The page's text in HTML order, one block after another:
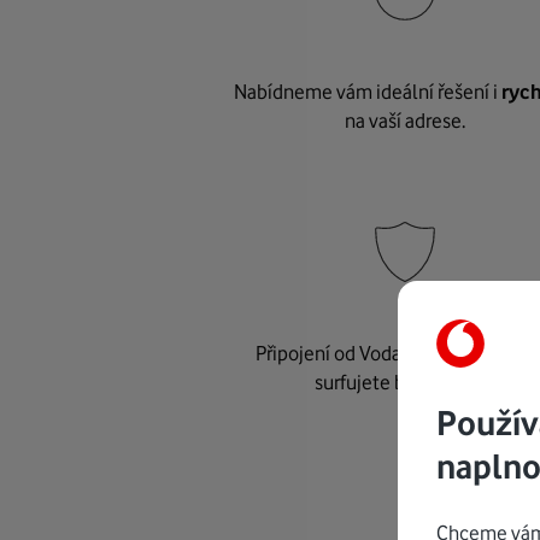
Nabídneme vám ideální řešení i
na vaší adrese.
Připojení od Vodafonu jebezpečné
surfujete bez starostí.
Chceme